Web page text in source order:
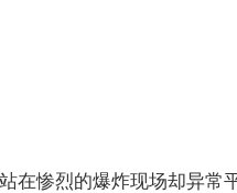
在惨烈的爆炸现场却异常